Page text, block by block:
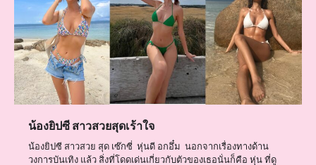
น้องยิปซี สาวสวยสุดเร้าใจ
น้องยิปซี สาวสวย สุด เซ๊กซี่ หุ่นดี อกอึ๋ม นอกจากเรื่องทางด้าน
วงการบันเทิง แล้ว สิ่งที่โดดเด่นเกี่ยวกับตัวของเธอนั่นก็คือ หุ่น ที่ดู